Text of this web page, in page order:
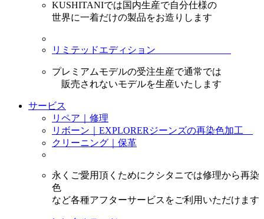
KUSHITANIでは国内生産で自分仕様の
世界に一着だけの製品をお造りします
リミテッドエディション
プレミアムモデルの受注生産で通常では
販売されないモデルを生産いたします
サービス
リペア｜修理
リボーン｜EXPLORERジーンズの再染色加工
クリーニング｜保革
永くご愛用頂くためにクシタニでは修理から再染
色
など各種アフターサービスをご利用いただけます